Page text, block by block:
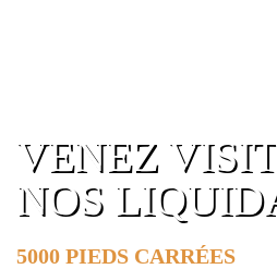
VENEZ
NOS
5000 PIEDS CARRÉES